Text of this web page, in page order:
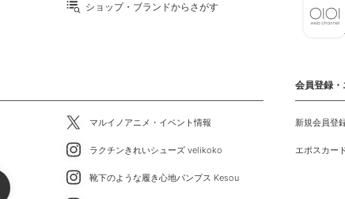
ショップ・ブランドからさがす
マルイノアニメ・イベント情報
ラクチンきれいシューズ velikoko
靴下のような履き心地パンプス Kesou
会員登録
新規会員登
エポスカー